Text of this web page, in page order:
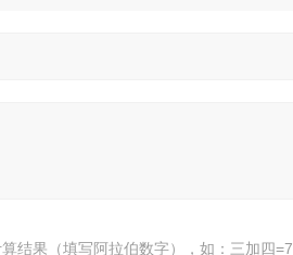
结果（填写阿拉伯数字），如：三加四=7